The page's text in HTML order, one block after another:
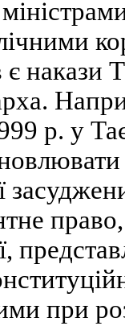
є накази
р. у
право,
при